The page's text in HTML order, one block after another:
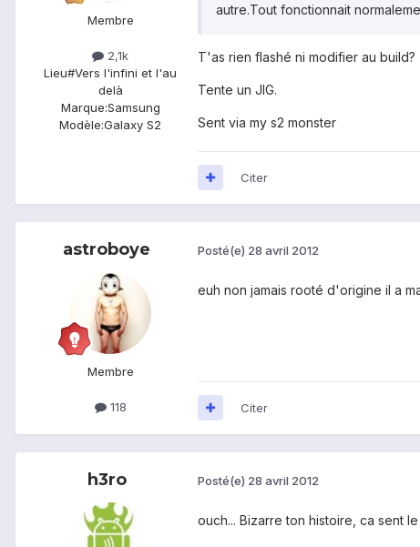
Membre
2,1k
Lieu#Vers l'infini et l'au
delà
Marque:Samsung
Modèle:Galaxy S2
autre.Tout fonctionnait
T'as rien flashé ni modifier au
Tente un JIG.
Sent via my s2 monster
Citer
astroboye
Membre
118
Posté(e) 28 avril 2012
euh non jamais rooté d'origine il a
Citer
h3ro Posté(e) 28 avril 2012
ouch... Bizarre ton histoire, ca sent